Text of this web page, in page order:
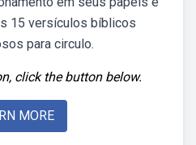
15 versículos bíblicos
para circulo.
click the button below.
MORE